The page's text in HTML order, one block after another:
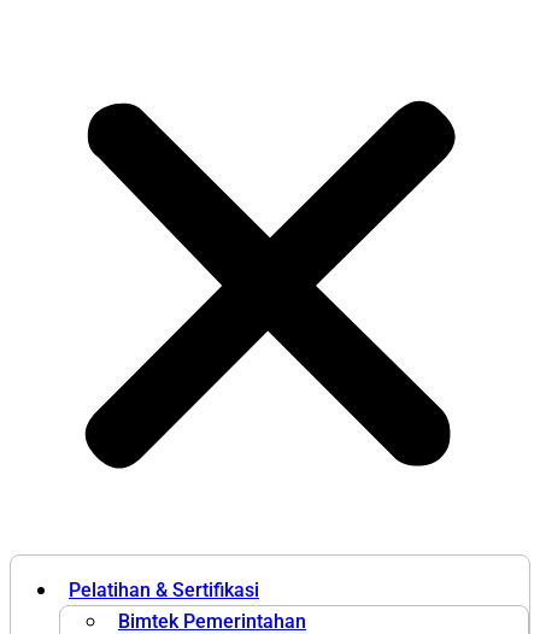
Pelatihan & Sertifikasi
Bimtek Pemerintahan